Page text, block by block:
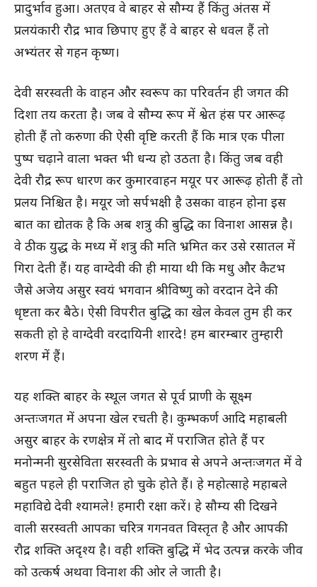
प्रादुर्भाव हुआ। अतएव वे बाहर से सौम्य हैं किंतु अंतस में
प्रलयंकारी रौद्र भाव छिपाए हुए हैं वे बाहर से धवल हैं तो
अभ्यंतर से गहन कृष्ण।
देवी सरस्वती के वाहन और स्वरूप का परिवर्तन ही जगत की
दिशा तय करता है। जब वे सौम्य रूप में श्वेत हंस पर आरूढ़
होती हैं तो करुणा की ऐसी वृष्टि करती हैं कि मात्र एक पीला
पुष्प चढ़ाने वाला भक्त भी धन्य हो उठता है। किंतु जब वही
देवी रौद्र रूप धारण कर कुमारवाहन मयूर पर आरूढ़ होती हैं तो
प्रलय निश्चित है। मयूर जो सर्पभक्षी है उसका वाहन होना इस
बात का द्योतक है कि अब शत्रु की बुद्धि का विनाश आसन्न है।
वे ठीक युद्ध के मध्य में शत्रु की मति भ्रमित कर उसे रसातल में
गिरा देती हैं। यह वाग्देवी की ही माया थी कि मधु और कैटभ
जैसे अजेय असुर स्वयं भगवान श्रीविष्णु को वरदान देने की
धृष्टता कर बैठे। ऐसी विपरीत बुद्धि का खेल केवल तुम ही कर
सकती हो हे वाग्देवी वरदायिनी शारदे! हम बारम्बार तुम्हारी
शरण में हैं।
यह शक्ति बाहर के स्थूल जगत से पूर्व प्राणी के सूक्ष्म
अन्तःजगत में अपना खेल रचती है। कुम्भकर्ण आदि महाबली
असुर बाहर के रणक्षेत्र में तो बाद में पराजित होते हैं पर
मनोन्मनी सुरसेविता सरस्वती के प्रभाव से अपने अन्तःजगत में वे
बहुत पहले ही पराजित हो चुके होते हैं। हे महोत्साहे महाबले
महाविद्ये देवी श्यामले! हमारी रक्षा करें। हे सौम्य सी दिखने
वाली सरस्वती आपका चरित्र गगनवत विस्तृत है और आपकी
रौद्र शक्ति अदृश्य है। वही शक्ति बुद्धि में भेद उत्पन्न करके जीव
को उत्कर्ष अथवा विनाश की ओर ले जाती है।